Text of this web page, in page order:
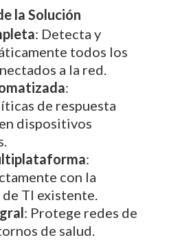
la Solución
: Detecta y
todos los
a la red.
:
de respuesta
dispositivos
:
con la
TI existente.
: Protege redes de
de salud.